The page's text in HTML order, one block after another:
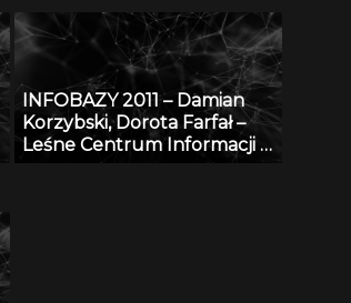
zastosowaniem metod
konstruktywnej indukcji
oraz zbiorów przybliżonych
INFOBAZY 2011 – Damian
Korzybski, Dorota Farfał –
Leśne Centrum Informacji –